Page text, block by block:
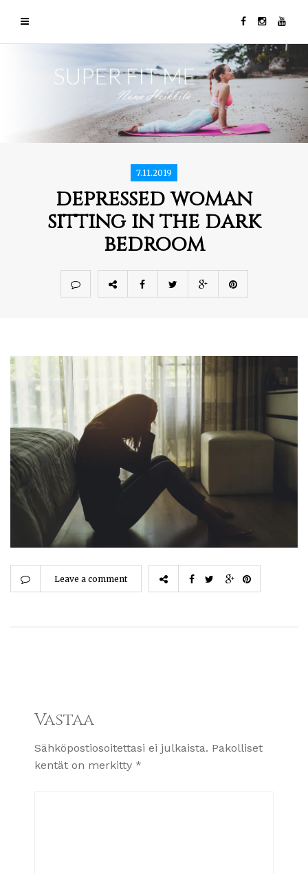
7.11.2019
depressed woman
sitting in the dark
bedroom
Leave a comment
Vastaa
Sähköpostiosoitettasi ei julkaista. Pakolliset
kentät on merkitty *